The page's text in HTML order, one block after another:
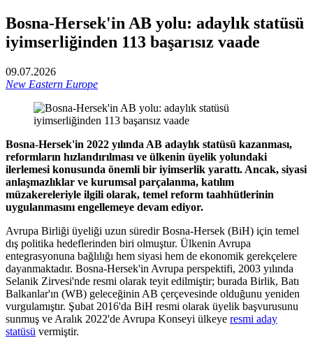
Bosna-Hersek'in AB yolu: adaylık statüsü
iyimserliğinden 113 başarısız vaade
09.07.2026
New Eastern Europe
Bosna-Hersek'in 2022 yılında AB adaylık statüsü kazanması,
reformların hızlandırılması ve ülkenin üyelik yolundaki
ilerlemesi konusunda önemli bir iyimserlik yarattı. Ancak, siyasi
anlaşmazlıklar ve kurumsal parçalanma, katılım
müzakereleriyle ilgili olarak, temel reform taahhütlerinin
uygulanmasını engellemeye devam ediyor.
Avrupa Birliği üyeliği uzun süredir Bosna-Hersek (BiH) için temel
dış politika hedeflerinden biri olmuştur. Ülkenin Avrupa
entegrasyonuna bağlılığı hem siyasi hem de ekonomik gerekçelere
dayanmaktadır. Bosna-Hersek'in Avrupa perspektifi, 2003 yılında
Selanik Zirvesi'nde resmi olarak teyit edilmiştir; burada Birlik, Batı
Balkanlar'ın (WB) geleceğinin AB çerçevesinde olduğunu yeniden
vurgulamıştır. Şubat 2016'da BiH resmi olarak üyelik başvurusunu
sunmuş ve Aralık 2022'de Avrupa Konseyi ülkeye resmi aday
statüsü vermiştir.